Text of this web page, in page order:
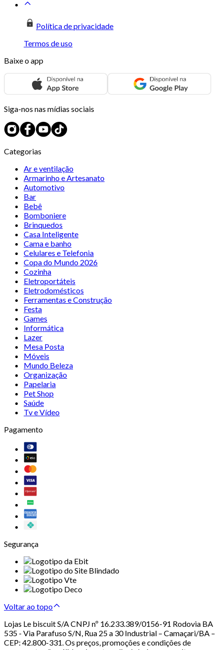
Política de privacidade
Termos de uso
Baixe o app
Siga-nos nas mídias sociais
Categorias
Ar e ventilação
Armarinho e Artesanato
Automotivo
Bar
Bebê
Bomboniere
Brinquedos
Casa Inteligente
Cama e banho
Celulares e Telefonia
Copa do Mundo 2026
Cozinha
Eletroportáteis
Eletrodomésticos
Ferramentas e Construção
Festa
Games
Informática
Lazer
Mesa Posta
Móveis
Mundo Beleza
Organização
Papelaria
Pet Shop
Saúde
Tv e Vídeo
Pagamento
Segurança
Voltar ao topo
Lojas Le biscuit S/A CNPJ nº 16.233.389/0156-91 Rodovia BA
535 - Via Parafuso S/N, Rua 25 a 30 Industrial – Camaçari/BA –
CEP: 42.800-331. Os preços, promoções e condições de